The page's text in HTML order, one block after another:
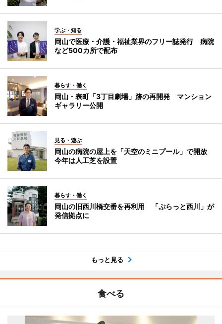
学ぶ・知る
岡山で医療・介護・福祉業界のフリー誌発行 病院
など500カ所で配布
暮らす・働く
岡山・表町「3丁目劇場」跡の再開発 マンション
ギャラリー公開
見る・遊ぶ
岡山の病院の屋上を「天空のミニプール」で開放
今年は人工芝を設置
暮らす・働く
岡山の旧西川橋交番を再利用 「ぷらっと西川」が
発信拠点に
もっと見る
食べる